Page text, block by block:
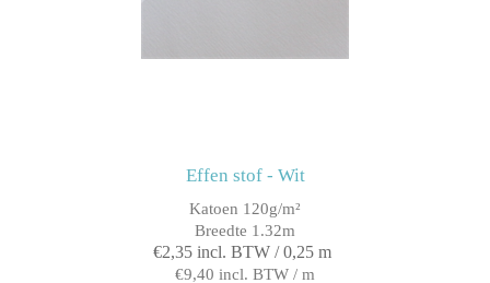
Effen stof - Wit
Katoen 120g/m²
Breedte 1.32m
€2,35 incl. BTW / 0,25 m
€9,40 incl. BTW / m